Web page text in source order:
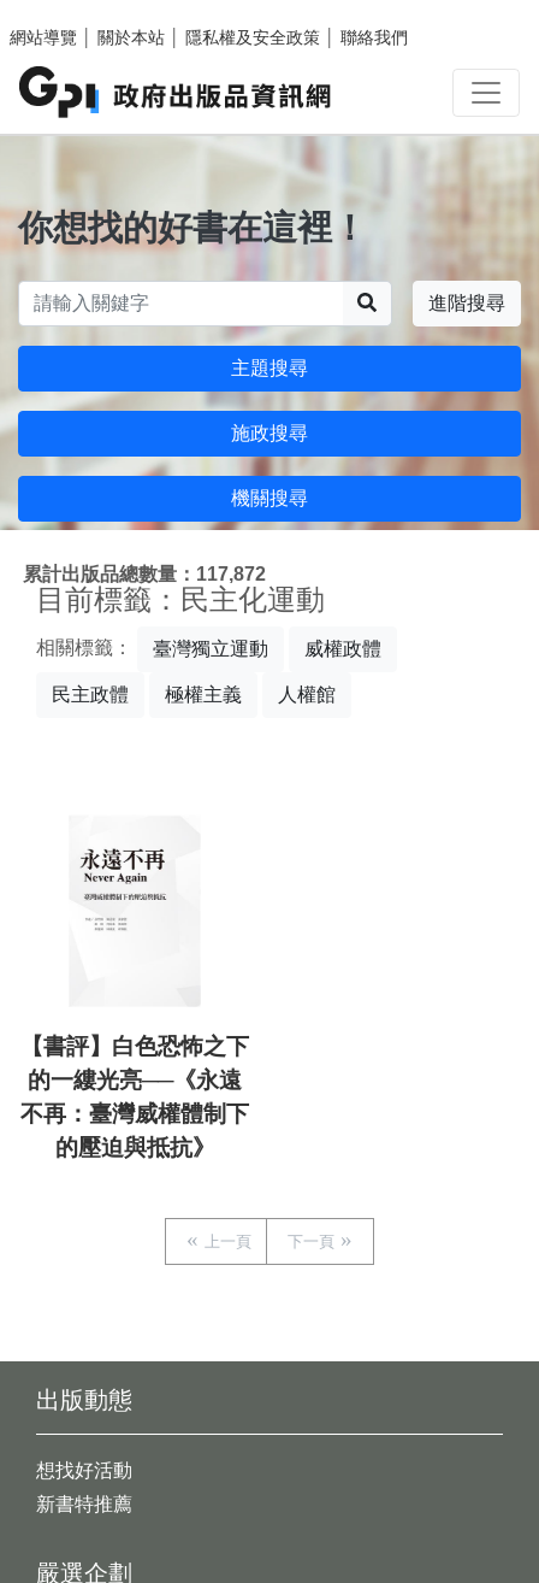
網站導覽
關於本站 隱私權及安全政策 聯絡我們
你想找的好書在這裡！
進階搜尋
主題搜尋
施政搜尋
機關搜尋
累計出版品總數量：117,872
目前標籤：民主化運動
相關標籤： 臺灣獨立運動 威權政體
民主政體 極權主義 人權館
【書評】白色恐怖之下
的一縷光亮──《永遠
不再：臺灣威權體制下
的壓迫與抵抗》
上一頁 下一頁
出版動態
想找好活動
新書特推薦
嚴選企劃